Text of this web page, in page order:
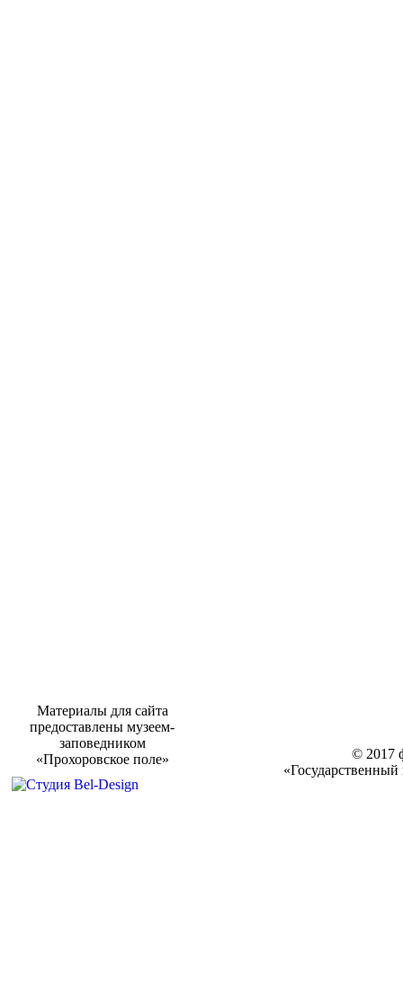
Материалы для сайта
предоставлены музеем-
заповедником
«Прохоровское поле»
© 2017